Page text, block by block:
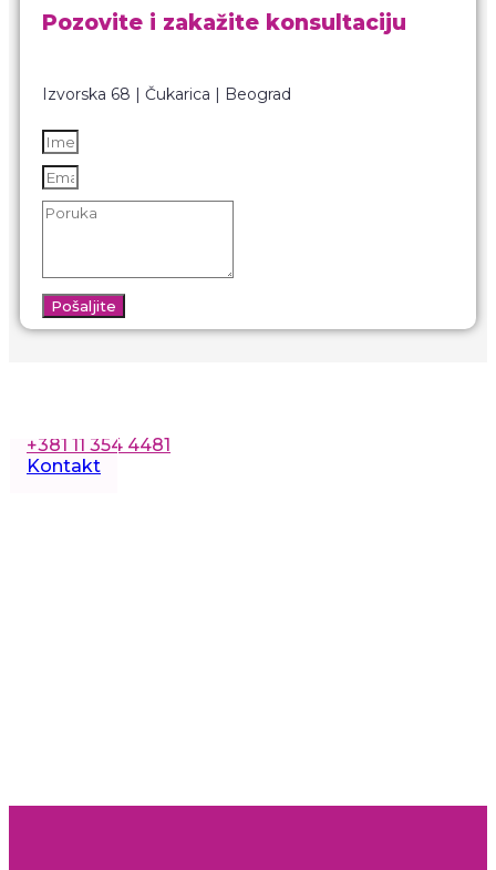
Pozovite i zakažite konsultaciju
Izvorska 68 | Čukarica | Beograd
Pošaljite
+381 11 354 4481
Kontakt